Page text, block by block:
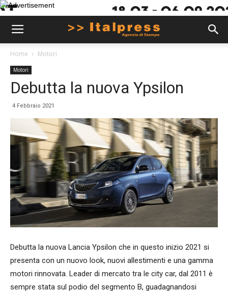
Home Motori
Motori
Debutta la nuova Ypsilon
4 Febbraio 2021
Debutta la nuova Lancia Ypsilon che in questo inizio 2021 si
presenta con un nuovo look, nuovi allestimenti e una gamma
motori rinnovata. Leader di mercato tra le city car, dal 2011 è
sempre stata sul podio del segmento B, guadagnandosi